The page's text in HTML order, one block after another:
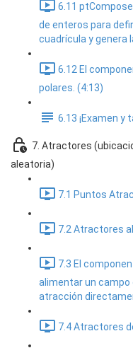
6.11
de enteros para
cuadrícula y genera
6.12 El
polares. (4:13)
6.13 ¡Examen y
7. Atractores
aleatoria)
7.1 Puntos
7.2 Atractores
7.3 El
alimentar un campo
atracción
7.4 Atractores